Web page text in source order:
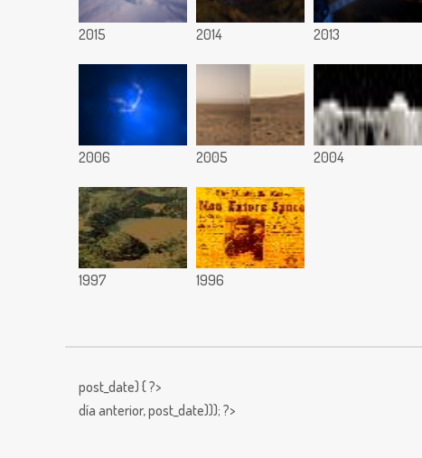
2015 2014 2013
2006 2005 2004
1997 1996
post_date) { ?>
día anterior,post_date))); ?>